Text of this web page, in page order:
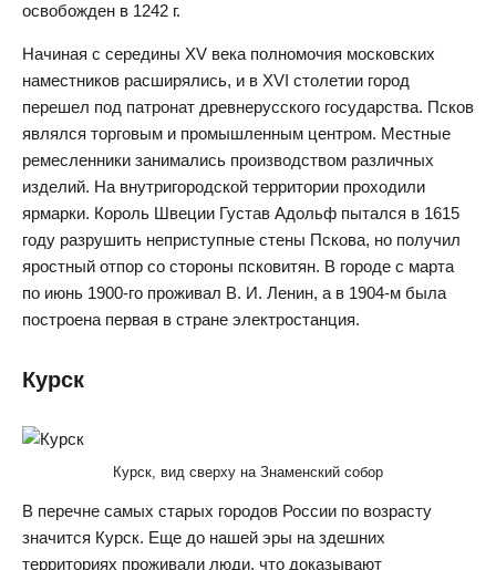
освобожден в 1242 г.
Начиная с середины XV века полномочия московских
наместников расширялись, и в XVI столетии город
перешел под патронат древнерусского государства. Псков
являлся торговым и промышленным центром. Местные
ремесленники занимались производством различных
изделий. На внутригородской территории проходили
ярмарки. Король Швеции Густав Адольф пытался в 1615
году разрушить неприступные стены Пскова, но получил
яростный отпор со стороны псковитян. В городе с марта
по июнь 1900-го проживал В. И. Ленин, а в 1904-м была
построена первая в стране электростанция.
Курск
Курск, вид сверху на Знаменский собор
В перечне самых старых городов России по возрасту
значится Курск. Еще до нашей эры на здешних
территориях проживали люди, что доказывают